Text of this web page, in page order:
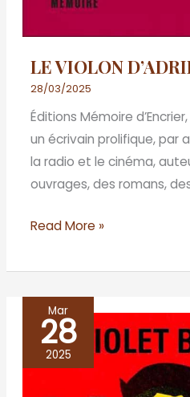
LE VIOLON
28/03/2025
Éditions Mémoire
un écrivain prolifique, par
la radio et le cinéma,
ouvrages, des romans,
Read More »
Mar
28
2025
GLORY,
NoViolet